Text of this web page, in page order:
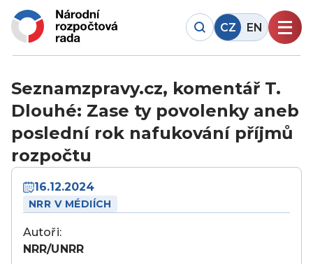
CZ EN
Seznamzpravy.cz, komentář T.
Dlouhé: Zase ty povolenky aneb
poslední rok nafukování příjmů
rozpočtu
16.12.2024
NRR V MÉDIÍCH
Autoři:
NRR/UNRR